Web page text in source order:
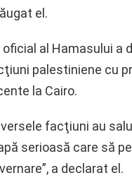
el.
oficial al Hamasului a
palestiniene cu
la Cairo.
facţiuni au
serioasă care să
a declarat el.